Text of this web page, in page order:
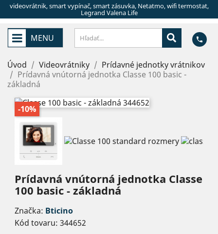
videovrátnik, smart vypínač, smart zásuvka, Netatmo, wifi termostat,
Legrand Valena Life
MENU phone
Úvod Videovrátniky
Prídavné jednotky vrátnikov
Prídavná vnútorná jednotka Classe 100 basic -
základná
-10%
Prídavná vnútorná jednotka Classe
100 basic - základná
Značka: Bticino
Kód tovaru: 344652